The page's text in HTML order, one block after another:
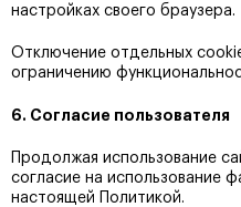
настройках своего браузера.
Отключение отдельных
ограничению
6. Согласие пользователя
Продолжая использование
согласие на использование
настоящей Политикой.